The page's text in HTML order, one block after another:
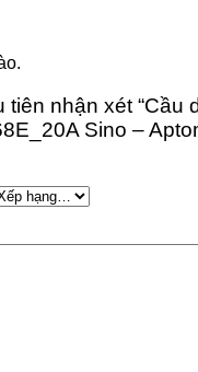
nhận xét “Cầu
Sino –